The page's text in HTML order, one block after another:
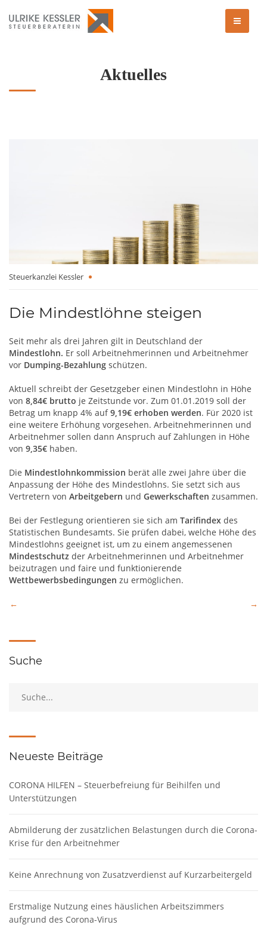
Aktuelles
Steuerkanzlei Kessler
Die Mindestlöhne steigen
Seit mehr als drei Jahren gilt in Deutschland der
Mindestlohn. Er soll Arbeitnehmerinnen und Arbeitnehmer
vor Dumping-Bezahlung schützen.
Aktuell schreibt der Gesetzgeber einen Mindestlohn in Höhe
von 8,84€ brutto je Zeitstunde vor. Zum 01.01.2019 soll der
Betrag um knapp 4% auf9,19€ erhoben werden. Für 2020 ist
eine weitere Erhöhung vorgesehen. Arbeitnehmerinnen und
Arbeitnehmer sollen dann Anspruch auf Zahlungen in Höhe
von 9,35€ haben.
Die Mindestlohnkommission berät alle zwei Jahre über die
Anpassung der Höhe des Mindestlohns. Sie setzt sich aus
Vertretern von Arbeitgebern und Gewerkschaften zusammen.
Bei der Festlegung orientieren sie sich am Tarifindex des
Statistischen Bundesamts. Sie prüfen dabei, welche Höhe des
Mindestlohns geeignet ist, um zu einem angemessenen
Mindestschutz der Arbeitnehmerinnen und Arbeitnehmer
beizutragen und faire und funktionierende
Wettbewerbsbedingungen zu ermöglichen.
Beitragsnavigation
Suche
Neueste Beiträge
CORONA HILFEN – Steuerbefreiung für Beihilfen und
Unterstützungen
Abmilderung der zusätzlichen Belastungen durch die Corona-
Krise für den Arbeitnehmer
Keine Anrechnung von Zusatzverdienst auf Kurzarbeitergeld
Erstmalige Nutzung eines häuslichen Arbeitszimmers
aufgrund des Corona-Virus